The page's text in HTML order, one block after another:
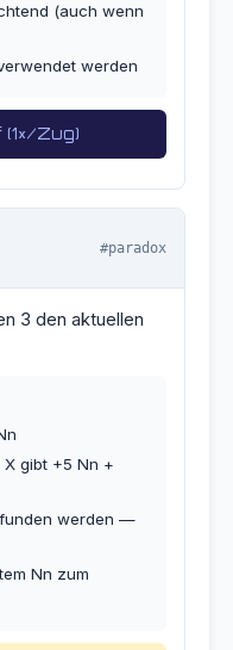
(auch wenn
werden
Zug)
#paradox
3 den aktuellen
gibt +5 Nn +
werden —
Nn zum